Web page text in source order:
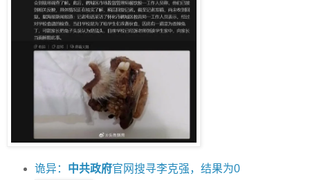
诡异： 中共政府官网搜寻李克强，结果为0